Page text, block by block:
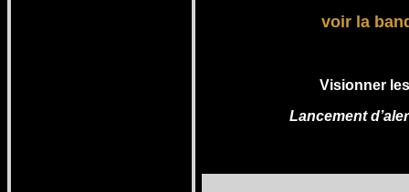
voir la
Visionner
Lancement